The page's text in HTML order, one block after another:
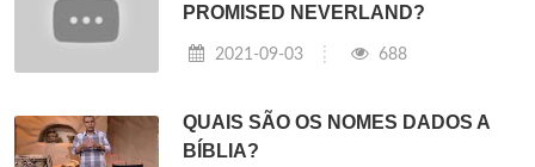
PROMISED NEVERLAND?
2021-09-03 688
QUAIS SÃO OS NOMES DADOS A
BÍBLIA?